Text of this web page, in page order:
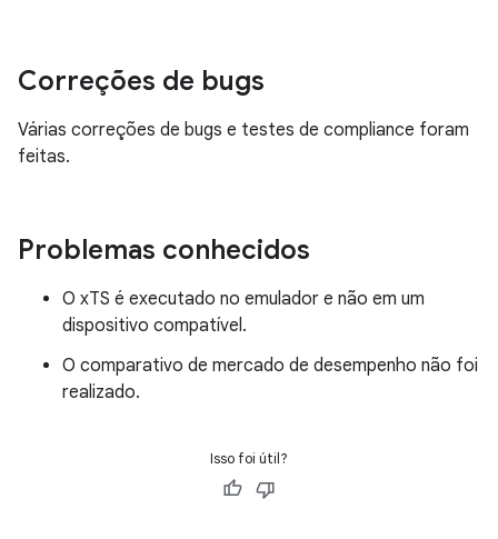
Correções de bugs
Várias correções de bugs e testes de compliance foram
feitas.
Problemas conhecidos
O xTS é executado no emulador e não em um
dispositivo compatível.
O comparativo de mercado de desempenho não foi
realizado.
Isso foi útil?